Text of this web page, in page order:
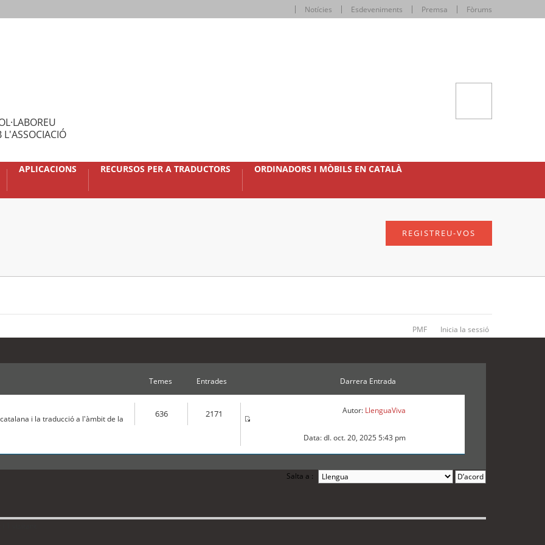
Notícies Esdeveniments Premsa Fòrums
L'ASSOCIACIÓ
APLICACIONS RECURSOS PER A TRADUCTORS ORDINADORS I MÒBILS EN CATALÀ
REGISTREU-VOS
PMF Inicia la sessió
Temes Entrades Darrera Entrada
i la traducció a l'àmbit de la 636 2171 Autor: LlenguaViva
Data: dl. oct. 20, 2025 5:43 pm
Salta a :